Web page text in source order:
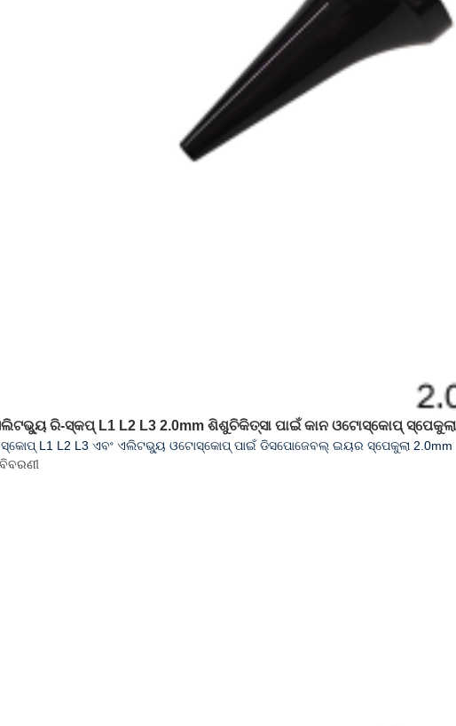
ରି-ସ୍କପ୍ L1 L2 L3 2.0mm ଶିଶୁଚିକିତ୍ସା ପାଇଁ କାନ ଓଟୋସ୍କୋପ୍ ସ୍ପେକୁଲା
L1 L2 L3 ଏବଂ ଏଲିଟଭ୍ୟୁ ଓଟୋସ୍କୋପ୍ ପାଇଁ ଡିସପୋଜେବଲ୍ ଇୟର ସ୍ପେକୁଲା 2.0mm
ବିବରଣୀ